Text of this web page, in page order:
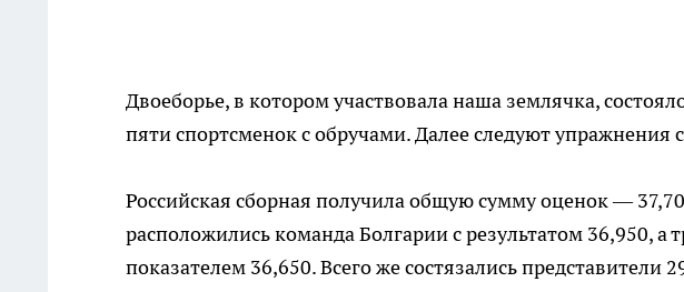
Двоеборье, в котором участвовала наша землячка,
пяти спортсменок с обручами. Далее следуют упражнения
Российская сборная получила общую сумму оценок —
расположились команда Болгарии с результатом 36,950, а
показателем 36,650. Всего же состязались представители